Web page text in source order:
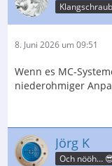
8. Juni 2026 um 09:51
Wenn es MC-
niederohmiger
Jörg K
Och nööh…